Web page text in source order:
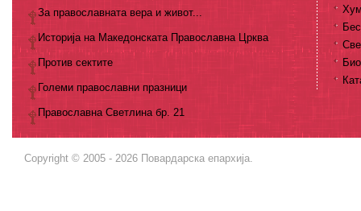
За православната вера и живот...
Историја на Македонската Православна Црква
Против сектите
Големи православни празници
Православна Светлина бр. 21
Copyright © 2005 - 2026 Повардарска епархија.